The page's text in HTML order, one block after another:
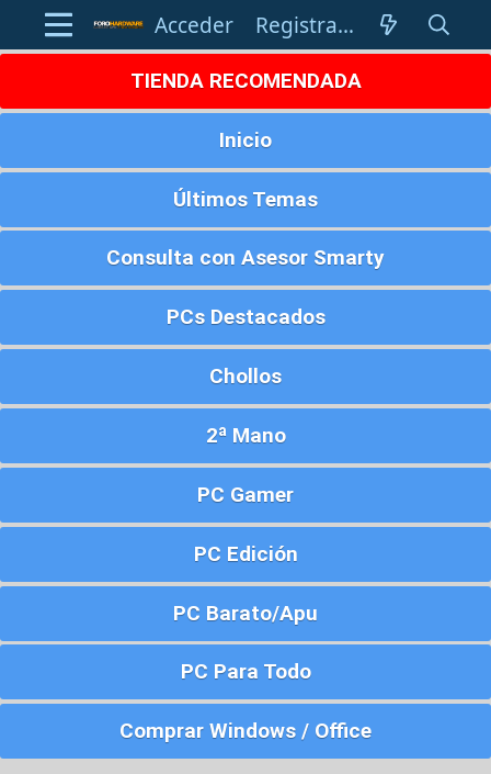
Acceder Registrarse
TIENDA RECOMENDADA
Inicio
Últimos Temas
Consulta con Asesor Smarty
PCs Destacados
Chollos
2ª Mano
PC Gamer
PC Edición
PC Barato/Apu
PC Para Todo
Comprar Windows / Office